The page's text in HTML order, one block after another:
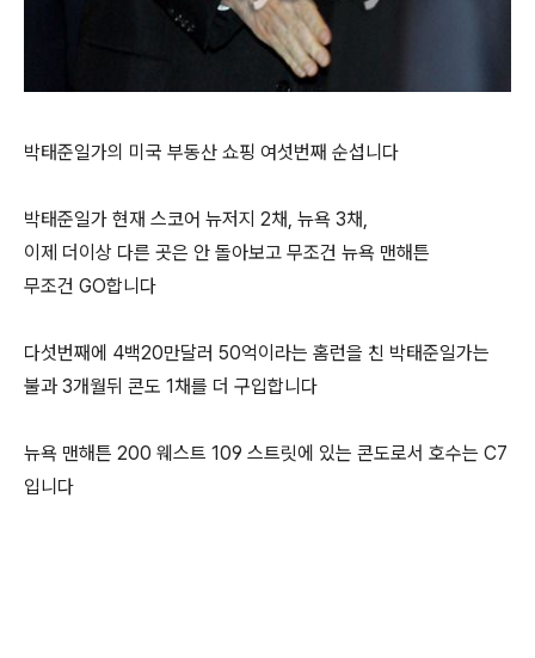
박태준일가의 미국 부동산 쇼핑 여섯번째 순섭니다
박태준일가 현재 스코어 뉴저지 2채, 뉴욕 3채,
이제 더이상 다른 곳은 안 돌아보고 무조건 뉴욕 맨해튼
무조건 GO합니다
다섯번째에 4백20만달러 50억이라는 홈런을 친 박태준일가는
불과 3개월뒤 콘도 1채를 더 구입합니다
뉴욕 맨해튼 200 웨스트 109 스트릿에 있는 콘도로서 호수는 C7
입니다